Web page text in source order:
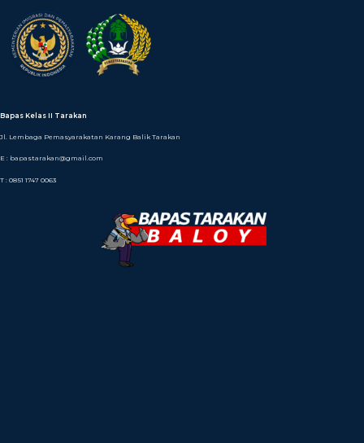
Bapas Kelas II Tarakan
Jl. Lembaga Pemasyarakatan Karang Balik Tarakan
E : bapastarakan@gmail.com
T : 0851 1747 0063